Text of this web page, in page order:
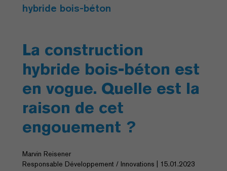
hybride bois-béton
La construction
hybride bois-béton est
en vogue. Quelle est la
raison de cet
engouement ?
Marvin Reisener
Responsable Développement / Innovations | 15.01.2023